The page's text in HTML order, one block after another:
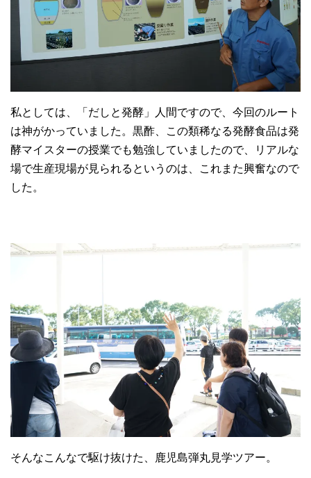
私としては、「だしと発酵」人間ですので、今回のルート
は神がかっていました。黒酢、この類稀なる発酵食品は発
酵マイスターの授業でも勉強していましたので、リアルな
場で生産現場が見られるというのは、これまた興奮なので
した。
そんなこんなで駆け抜けた、鹿児島弾丸見学ツアー。